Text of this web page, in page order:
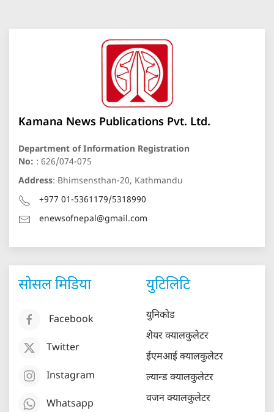
Kamana News Publications Pvt. Ltd.
Department of Information Registration
No: : 626/074-075
Address: Bhimsensthan-20, Kathmandu
+977 01-5361179/5318990
enewsofnepal@gmail.com
सोसल मिडिया
Facebook
Twitter
Instagram
Whatsapp
युटिलिटि
युनिकोड
शेयर क्यालकुलेटर
ईएमआई क्यालकुलेटर
ल्यान्ड क्यालकुलेटर
वजन क्यालकुलेटर